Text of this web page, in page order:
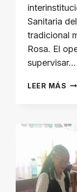
Sanitaria
tradicional
Rosa. El
supervisar…
LEER MÁS LA